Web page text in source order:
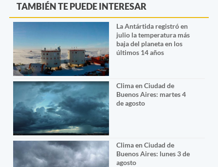
TAMBIÉN TE PUEDE INTERESAR
La Antártida registró en
julio la temperatura más
baja del planeta en los
últimos 14 años
Clima en Ciudad de
Buenos Aires: martes 4
de agosto
Clima en Ciudad de
Buenos Aires: lunes 3 de
agosto